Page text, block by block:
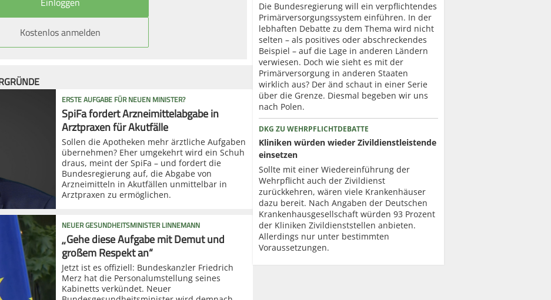
Kostenlos anmelden
ERSTE AUFGABE FÜR NEUEN MINISTER?
SpiFa fordert Arzneimittelabgabe in
Arztpraxen für Akutfälle
Sollen die Apotheken mehr ärztliche Aufgaben
übernehmen? Eher umgekehrt wird ein Schuh
draus, meint der SpiFa – und fordert die
Bundesregierung auf, die Abgabe von
Arzneimitteln in Akutfällen unmittelbar in
Arztpraxen zu ermöglichen.
NEUER GESUNDHEITSMINISTER LINNEMANN
„Gehe diese Aufgabe mit Demut und
großem Respekt an“
Jetzt ist es offiziell: Bundeskanzler Friedrich
Merz hat die Personalumstellung seines
Kabinetts verkündet. Neuer
Die Bundesregierung will ein verpflichtendes
Primärversorgungssystem einführen. In der
lebhaften Debatte zu dem Thema wird nicht
selten – als positives oder abschreckendes
Beispiel – auf die Lage in anderen Ländern
verwiesen. Doch wie sieht es mit der
Primärversorgung in anderen Staaten
wirklich aus? Der änd schaut in einer Serie
über die Grenze. Diesmal begeben wir uns
nach Polen.
DKG ZU WEHRPFLICHTDEBATTE
Kliniken würden wieder Zivildienstleistende
einsetzen
Sollte mit einer Wiedereinführung der
Wehrpflicht auch der Zivildienst
zurückkehren, wären viele Krankenhäuser
dazu bereit. Nach Angaben der Deutschen
Krankenhausgesellschaft würden 93 Prozent
der Kliniken Zivildienststellen anbieten.
Allerdings nur unter bestimmten
Voraussetzungen.